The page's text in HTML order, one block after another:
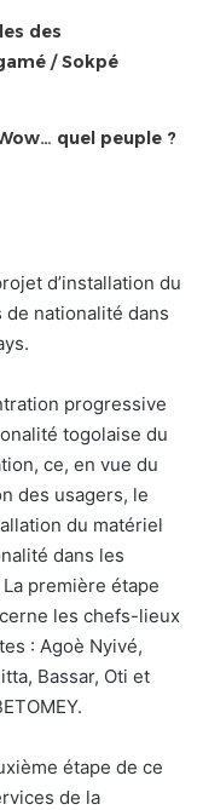
des
/ Sokpé
quel peuple ?
d’installation du
nationalité dans
progressive
togolaise du
ce, en vue du
des usagers, le
du matériel
dans les
première étape
les chefs-lieux
: Agoè Nyivé,
Bassar, Oti et
étape de ce
de la